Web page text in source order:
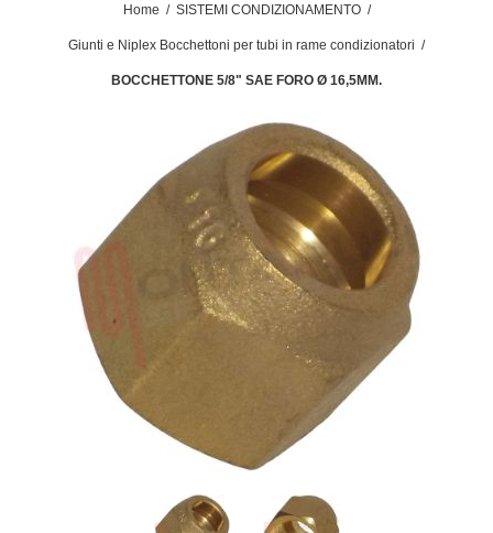
Home / SISTEMI CONDIZIONAMENTO /
Giunti e Niplex Bocchettoni per tubi in rame condizionatori /
BOCCHETTONE 5/8" SAE FORO Ø 16,5MM.